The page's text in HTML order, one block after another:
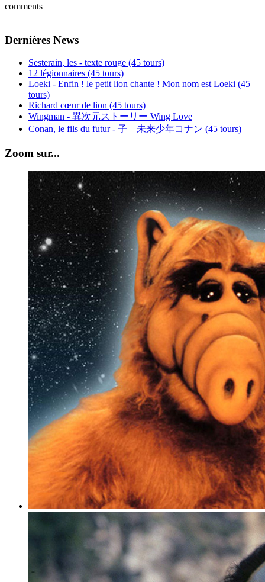
comments
Dernières News
Sesterain, les - texte rouge (45 tours)
12 légionnaires (45 tours)
Loeki - Enfin ! le petit lion chante ! Mon nom est Loeki (45
tours)
Richard cœur de lion (45 tours)
Wingman - 異次元ストーリー Wing Love
Conan, le fils du futur - 子 – 未来少年コナン (45 tours)
Zoom sur...